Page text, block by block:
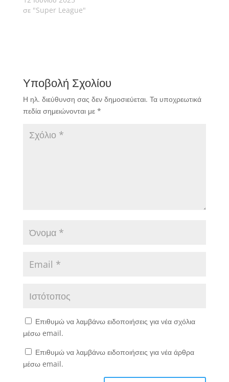
σε "Super League"
Υποβολή Σχολίου
Η ηλ. διεύθυνση σας δεν δημοσιεύεται. Τα υποχρεωτικά
πεδία σημειώνονται με *
Επιθυμώ να λαμβάνω ειδοποιήσεις για νέα σχόλια
μέσω email.
Επιθυμώ να λαμβάνω ειδοποιήσεις για νέα άρθρα
μέσω email.